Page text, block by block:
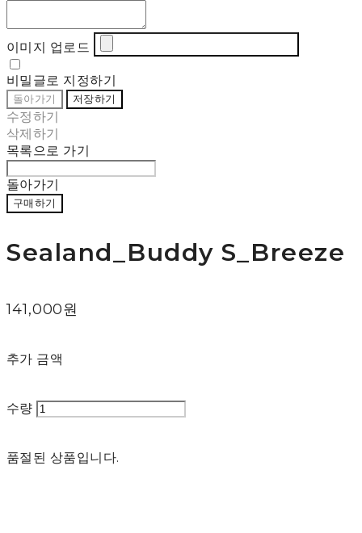
이미지 업로드
비밀글로 지정하기
돌아가기 저장하기
수정하기
삭제하기
목록으로 가기
돌아가기
구매하기
Sealand_Buddy S_Breeze
141,000원
추가 금액
수량
품절된 상품입니다.